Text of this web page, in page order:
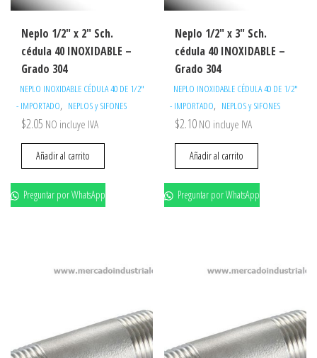
Neplo 1/2″ x 2″ Sch.
cédula 40 INOXIDABLE –
Grado 304
NEPLO INOXIDABLE CÉDULA 40 DE 1/2"
- IMPORTADO, NEPLOS y SIFONES
$2.05 NO incluye IVA
Añadir al carrito
Preguntar por WhatsApp
Neplo 1/2″ x 3″ Sch.
cédula 40 INOXIDABLE –
Grado 304
NEPLO INOXIDABLE CÉDULA 40 DE 1/2"
- IMPORTADO, NEPLOS y SIFONES
$2.10 NO incluye IVA
Añadir al carrito
Preguntar por WhatsApp